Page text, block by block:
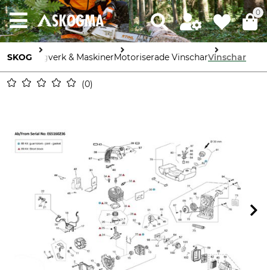
0
SKOG Sågverk & MaskinerMotoriserade VinscharVinschar
0